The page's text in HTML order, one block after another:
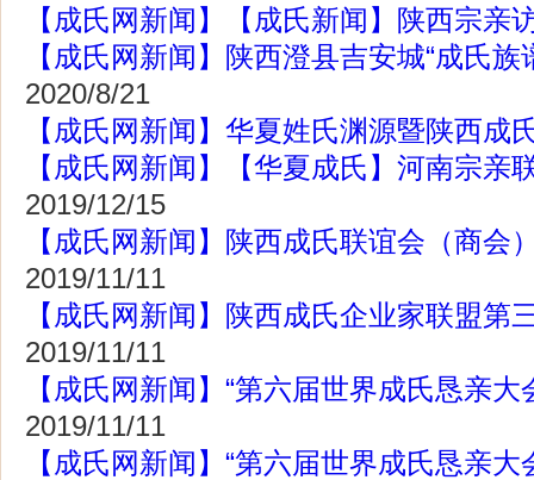
【成氏网新闻】【成氏新闻】陕西宗亲
【成氏网新闻】陕西澄县吉安城“成氏族
2020/8/21
【成氏网新闻】华夏姓氏渊源暨陕西成
【成氏网新闻】【华夏成氏】河南宗亲
2019/12/15
【成氏网新闻】陕西成氏联谊会（商会
2019/11/11
【成氏网新闻】陕西成氏企业家联盟第
2019/11/11
【成氏网新闻】“第六届世界成氏恳亲
2019/11/11
【成氏网新闻】“第六届世界成氏恳亲